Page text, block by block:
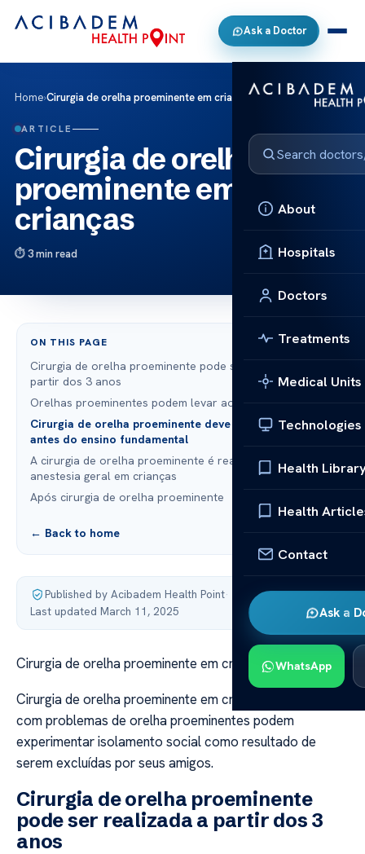
Ask a Doctor
About
Hospitals
Doctors
Treatments
Medical Units
Technologies
Health
Health
Contact
Ask a
WhatsApp
Home›Cirurgia de orelha proeminente em crianças
ARTICLE
Cirurgia de orelha
proeminente em
crianças
3 min read
ON THIS PAGE
Cirurgia de orelha proeminente pode ser realizada a
partir dos 3 anos
Orelhas proeminentes podem levar ao isolamento social
Cirurgia de orelha proeminente deve ser realizada
antes do ensino fundamental
A cirurgia de orelha proeminente é realizada sob
anestesia geral em crianças
Após cirurgia de orelha proeminente
← Back to home
Published by Acibadem Health Point·
Last updated March 11, 2025
Cirurgia de orelha proeminente em crianças
Cirurgia de orelha proeminente em crianças Crianças
com problemas de orelha proeminentes podem
experimentar isolamento social como resultado de
serem excluídas por seus amigos.
Cirurgia de orelha proeminente
pode ser realizada a partir dos 3
anos